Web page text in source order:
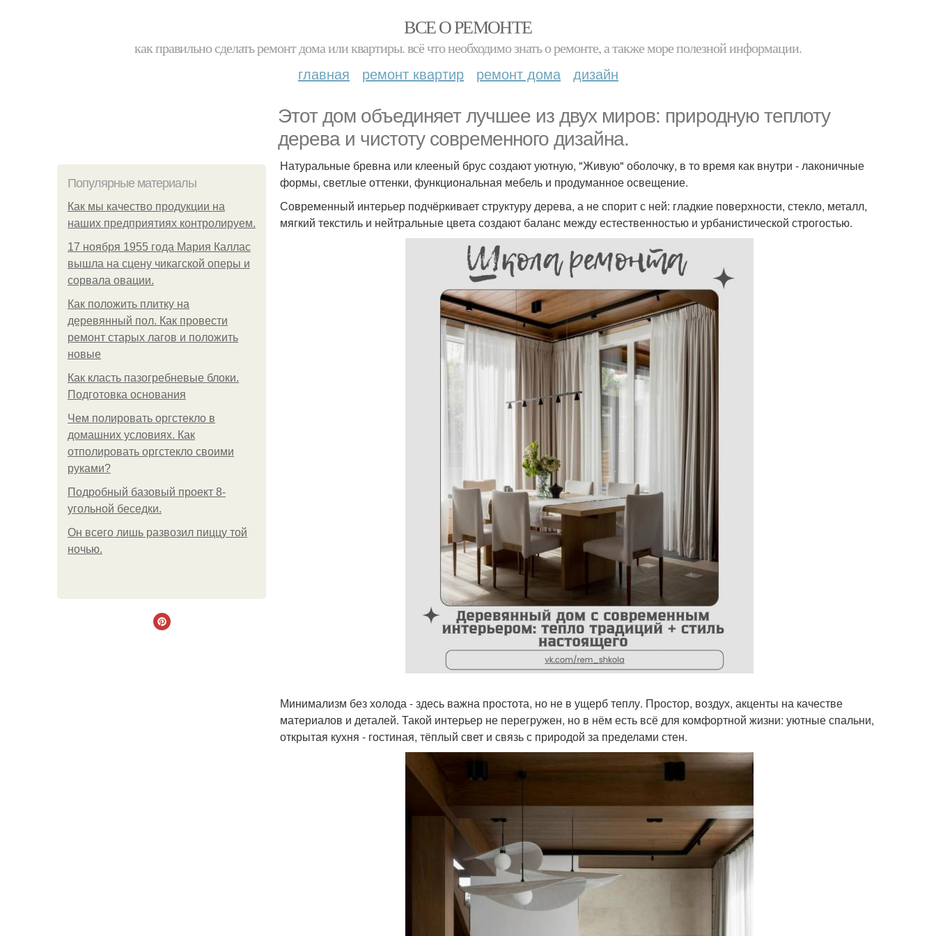
ВСЕ О РЕМОНТЕ
как правильно сделать ремонт дома или квартиры. всё что необходимо знать о ремонте, а также море полезной информации.
главная ремонт квартир ремонт дома дизайн
Этот дом объединяет лучшее из двух миров: природную теплоту
дерева и чистоту современного дизайна.
Популярные материалы
Как мы качество продукции на
наших предприятиях контролируем.
17 ноября 1955 года Мария Каллас
вышла на сцену чикагской оперы и
сорвала овации.
Как положить плитку на
деревянный пол. Как провести
ремонт старых лагов и положить
новые
Как класть пазогребневые блоки.
Подготовка основания
Чем полировать оргстекло в
домашних условиях. Как
отполировать оргстекло своими
руками?
Подробный базовый проект 8-
угольной беседки.
Он всего лишь развозил пиццу той
ночью.
Натуральные бревна или клееный брус создают уютную, "Живую" оболочку, в то время как внутри - лаконичные
формы, светлые оттенки, функциональная мебель и продуманное освещение.
Современный интерьер подчёркивает структуру дерева, а не спорит с ней: гладкие поверхности, стекло, металл,
мягкий текстиль и нейтральные цвета создают баланс между естественностью и урбанистической строгостью.
Минимализм без холода - здесь важна простота, но не в ущерб теплу. Простор, воздух, акценты на качестве
материалов и деталей. Такой интерьер не перегружен, но в нём есть всё для комфортной жизни: уютные спальни,
открытая кухня - гостиная, тёплый свет и связь с природой за пределами стен.